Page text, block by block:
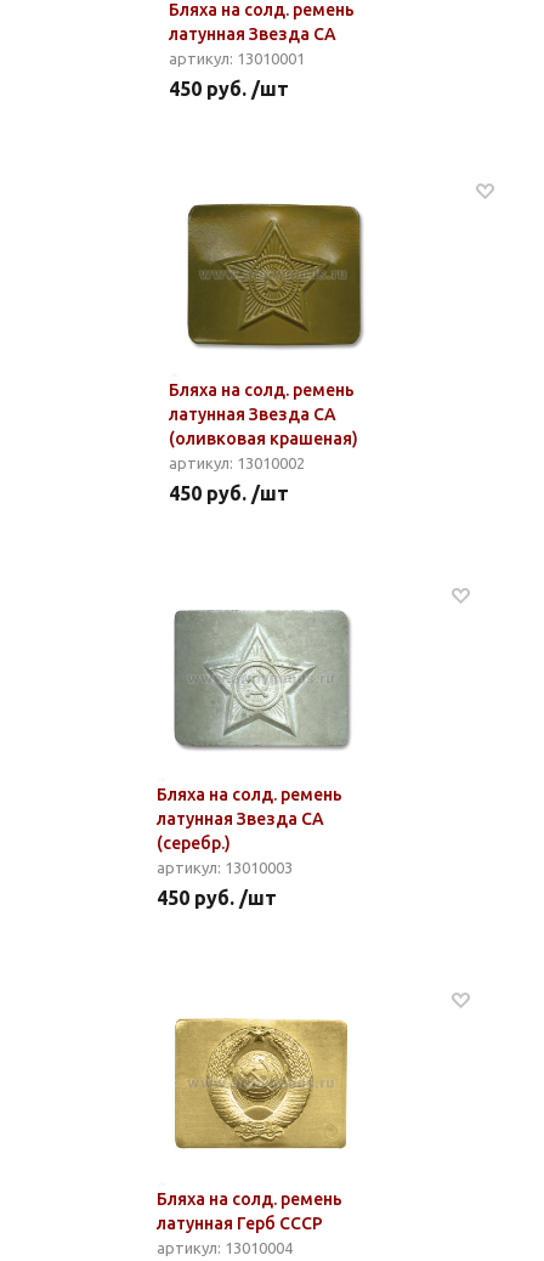
Бляха на солд. ремень
латунная Звезда СА
артикул: 13010001
450 руб. /шт
Бляха на солд. ремень
латунная Звезда СА
(оливковая крашеная)
артикул: 13010002
450 руб. /шт
Бляха на солд. ремень
латунная Звезда СА
(серебр.)
артикул: 13010003
450 руб. /шт
Бляха на солд. ремень
латунная Герб СССР
артикул: 13010004